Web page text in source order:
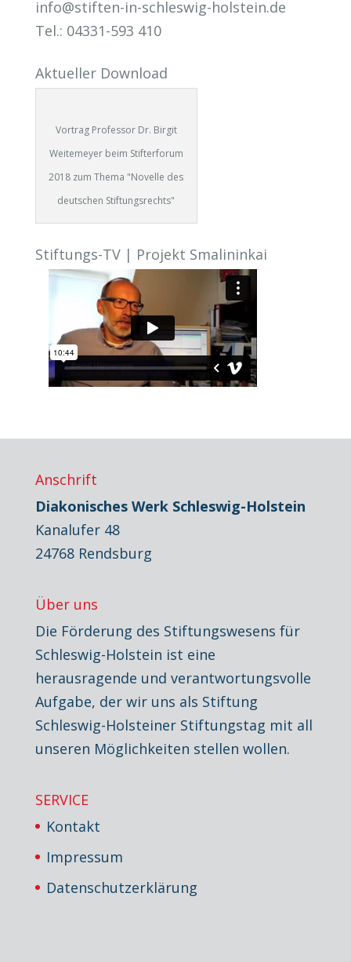
info@stiften-in-schleswig-holstein.de
Tel.: 04331-593 410
Aktueller Download
Vortrag Professor Dr. Birgit
Weitemeyer beim Stifterforum
2018 zum Thema "Novelle des
deutschen Stiftungsrechts"
Stiftungs-TV | Projekt Smalininkai
Anschrift
Diakonisches Werk Schleswig-Holstein
Kanalufer 48
24768 Rendsburg
Über uns
Die Förderung des Stiftungswesens für
Schleswig-Holstein ist eine
herausragende und verantwortungsvolle
Aufgabe, der wir uns als Stiftung
Schleswig-Holsteiner Stiftungstag mit all
unseren Möglichkeiten stellen wollen.
SERVICE
Kontakt
Impressum
Datenschutzerklärung